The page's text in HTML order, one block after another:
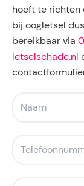
hoeft te richten
bij oogletsel
bereikbaar via
letselschade.nl